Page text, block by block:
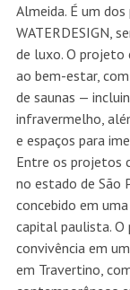
Almeida. É um dos
WATERDESIGN,
de luxo. O
ao bem-estar,
de saunas —
infravermelho,
e espaços para
Entre os projetos
no estado de São
concebido em
capital paulista. O
convivência em
em Travertino,